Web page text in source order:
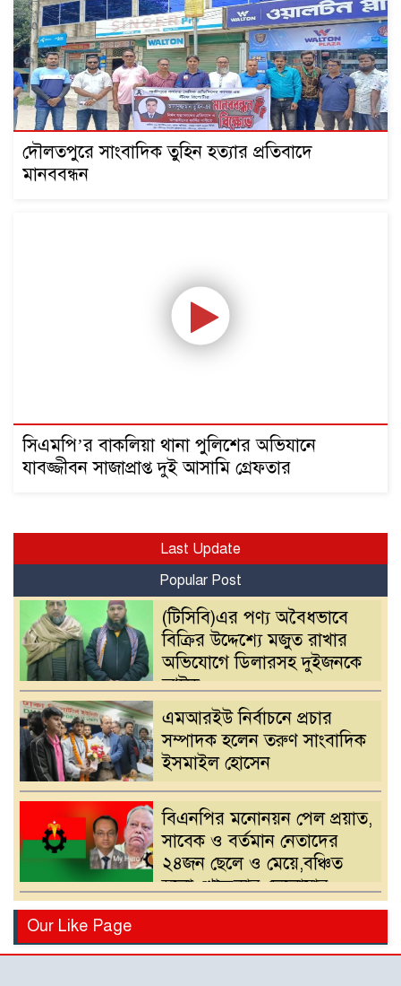
দৌলতপুরে সাংবাদিক তুহিন হত্যার প্রতিবাদে
মানববন্ধন
সিএমপি’র বাকলিয়া থানা পুলিশের অভিযানে
যাবজ্জীবন সাজাপ্রাপ্ত দুই আসামি গ্রেফতার
Last Update
Popular Post
(টিসিবি)এর পণ্য অবৈধভাবে
বিক্রির উদ্দেশ্যে মজুত রাখার
অভিযোগে ডিলারসহ দুইজনকে
আটক
এমআরইউ নির্বাচনে প্রচার
সম্পাদক হলেন তরুণ সাংবাদিক
ইসমাইল হোসেন
বিএনপির মনোনয়ন পেল প্রয়াত,
সাবেক ও বর্তমান নেতাদের
২৪জন ছেলে ও মেয়ে,বঞ্চিত
হলো খোন্দকার দেলোয়ার
হোসেনের পুত্র
দাবিতে খোন্দকার আকবরের
Our Like Page